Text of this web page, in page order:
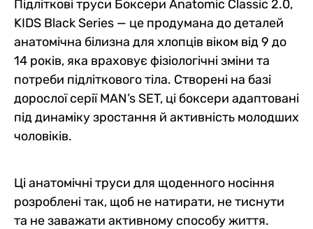
Підліткові труси Боксери Anatomic Classic 2.0,
KIDS Black Series — це продумана до деталей
анатомічна білизна для хлопців віком від 9 до
14 років, яка враховує фізіологічні зміни та
потреби підліткового тіла. Створені на базі
дорослої серії MAN’s SET, ці боксери адаптовані
під динаміку зростання й активність молодших
чоловіків.
Ці анатомічні труси для щоденного носіння
розроблені так, щоб не натирати, не тиснути
та не заважати активному способу життя.